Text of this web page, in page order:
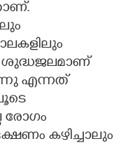
ശുദ്ധജലമാണ്
എന്നത്
രോഗം
കഴിച്ചാലും